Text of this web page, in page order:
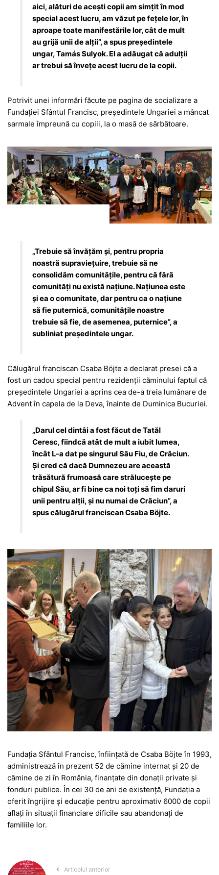
aici, alături de aceşti copii am simţit în mod
special acest lucru, am văzut pe feţele lor, în
aproape toate manifestările lor, cât de mult
au grijă unii de alţii”, a spus președintele
ungar, Tamás Sulyok. El a adăugat că adulţii
ar trebui să înveţe acest lucru de la copii.
Potrivit unei informări făcute pe pagina de socializare a
Fundației Sfântul Francisc, președintele Ungariei a mâncat
sarmale împreună cu copiii, la o masă de sărbătoare.
„Trebuie să învăţăm şi, pentru propria
noastră supravieţuire, trebuie să ne
consolidăm comunităţile, pentru că fără
comunităţi nu există naţiune. Naţiunea este
şi ea o comunitate, dar pentru ca o naţiune
să fie puternică, comunităţile noastre
trebuie să fie, de asemenea, puternice”, a
subliniat preşedintele ungar.
Călugărul franciscan Csaba Böjte a declarat presei că a
fost un cadou special pentru rezidenţii căminului faptul că
preşedintele Ungariei a aprins cea de-a treia lumânare de
Advent în capela de la Deva, înainte de Duminica Bucuriei.
„Darul cel dintâi a fost făcut de Tatăl
Ceresc, fiindcă atât de mult a iubit lumea,
încât L-a dat pe singurul Său Fiu, de Crăciun.
Şi cred că dacă Dumnezeu are această
trăsătură frumoasă care străluceşte pe
chipul Său, ar fi bine ca noi toţi să fim daruri
unii pentru alţii, şi nu numai de Crăciun”, a
spus călugărul franciscan Csaba Böjte.
Fundaţia Sfântul Francisc, înfiinţată de Csaba Böjte în 1993,
administrează în prezent 52 de cămine internat şi 20 de
cămine de zi în România, finanţate din donaţii private şi
fonduri publice. În cei 30 de ani de existenţă, Fundaţia a
oferit îngrijire şi educaţie pentru aproximativ 6000 de copii
aflaţi în situaţii financiare dificile sau abandonaţi de
familiile lor.
Articolul anterior